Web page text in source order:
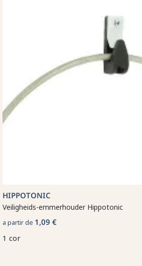
HIPPOTONIC
Veiligheids-emmerhouder Hippotonic
a partir de 1,09 €
1 cor